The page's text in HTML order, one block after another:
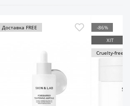
-86%
ХІТ
Доставка FREE